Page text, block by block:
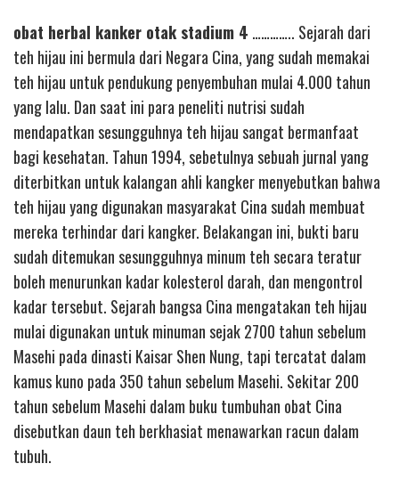
obat herbal kanker otak stadium 4 ………….. Sejarah dari
teh hijau ini bermula dari Negara Cina, yang sudah memakai
teh hijau untuk pendukung penyembuhan mulai 4.000 tahun
yang lalu. Dan saat ini para peneliti nutrisi sudah
mendapatkan sesungguhnya teh hijau sangat bermanfaat
bagi kesehatan. Tahun 1994, sebetulnya sebuah jurnal yang
diterbitkan untuk kalangan ahli kangker menyebutkan bahwa
teh hijau yang digunakan masyarakat Cina sudah membuat
mereka terhindar dari kangker. Belakangan ini, bukti baru
sudah ditemukan sesungguhnya minum teh secara teratur
boleh menurunkan kadar kolesterol darah, dan mengontrol
kadar tersebut. Sejarah bangsa Cina mengatakan teh hijau
mulai digunakan untuk minuman sejak 2700 tahun sebelum
Masehi pada dinasti Kaisar Shen Nung, tapi tercatat dalam
kamus kuno pada 350 tahun sebelum Masehi. Sekitar 200
tahun sebelum Masehi dalam buku tumbuhan obat Cina
disebutkan daun teh berkhasiat menawarkan racun dalam
tubuh.